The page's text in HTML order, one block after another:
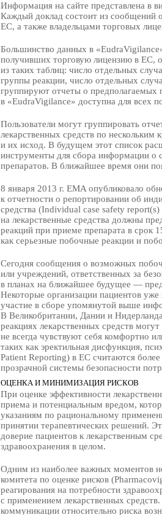
Информация на сайте представлена в
Каждый доклад состоит из сообщений
ЕС, а также владельцами торговых
Большинство данных в
получивших торговую лицензию в ЕС,
из таких таблиц: число отдельных
группы реакции, число отдельных
группируют отчеты о
в «EudraVigilance» доступна для всех
Пользователи могут группировать
лекарственных средств по
и их исход. В будущем этот список
инструменты для сбора информации о
препаратов. В ближайшее время они
8 января 2013 г. EMA опубликовало
к отчетности о репортировании об
средства (Individual case safety
на лекарственные средства должны
реакций при приеме препарата в срок
как серьезные побочные реакции и
Сегодня сообщения о возможных
или учреждений, ответственных за
в планах на ближайшее будущее —
Некоторые организации пациентов
участие в сборе упомянутой выше
В Великобритании, Дании и
реакциях лекарственных средств
не всегда чувствуют себя комфортно
таких как эректильная дисфункция,
Patient Reporting) в ЕС считаются
прозрачной системы безопасности
ОЦЕНКА И МИНИМИЗАЦИЯ РИСКОВ
При оценке эффективности
приема и потенциальным вредом,
указаниям по рациональному
принятии терапевтических решений.
доверие пациентов к лекарственным
здравоохранения в целом.
Одним из наиболее важных моментов
комитета по оценке рисков
реагирования на потребности
с применением лекарственных
коммуникации относительно риска